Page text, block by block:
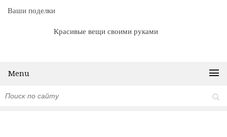
Ваши поделки
Красивые вещи своими руками
Menu